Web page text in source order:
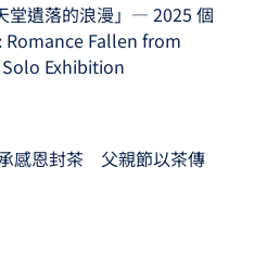
堂遺落的浪漫」— 2025 個
Romance Fallen from
Exhibition
感恩封茶 父親節以茶傳